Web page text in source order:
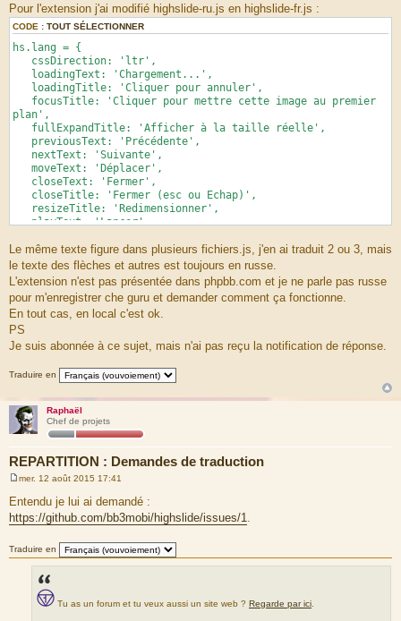
Pour l'extension j'ai modifié highslide-ru.js en highslide-fr.js :
CODE : TOUT SÉLECTIONNER
hs.lang = {
cssDirection: 'ltr',
loadingText: 'Chargement...',
loadingTitle: 'Cliquer pour annuler',
focusTitle: 'Cliquer pour mettre cette image au premier
plan',
fullExpandTitle: 'Afficher à la taille réelle',
previousText: 'Précédente',
nextText: 'Suivante',
moveText: 'Déplacer',
closeText: 'Fermer',
closeTitle: 'Fermer (esc ou Echap)',
resizeTitle: 'Redimensionner',
playText: 'Lancer',
pauseText: 'Pause',
pauseTitle: 'Suspendre le diaporama (barre d’espace)',
previousTitle: 'Précédente (flèche gauche)',
nextTitle: 'Suivante (flèche droite)',
moveTitle: 'Déplacer',
fullExpandText: 'Taille réelle',
number: 'Image %1 sur %2',
restoreTitle: 'Cliquer pour fermer l’image, cliquer et
faire glisser pour déplacer, utiliser les touches flèches
droite et gauche pour suivante et précédente.'
Le même texte figure dans plusieurs fichiers.js, j'en ai traduit 2 ou 3, mais
le texte des flèches et autres est toujours en russe.
L'extension n'est pas présentée dans phpbb.com et je ne parle pas russe
pour m'enregistrer che guru et demander comment ça fonctionne.
En tout cas, en local c'est ok.
PS
Je suis abonnée à ce sujet, mais n'ai pas reçu la notification de réponse.
Traduire en
Raphaël
Chef de projets
REPARTITION : Demandes de traduction
e
s
s
e
mer. 12 août 2015 17:41
Entendu je lui ai demandé :
https://github.com/bb3mobi/highslide/issues/1.
Traduire en
Tu as un forum et tu veux aussi un site web ? Regarde par ici